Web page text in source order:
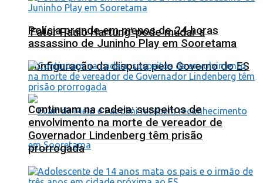
‘Fator Paulo Hartung’ pode mudar a
configuração da disputa pelo Governo do ES
Polícia prende em menos de 24 horas
assassino de Juninho Play em Sooretama
Continuam na cadeia: suspeitos de
envolvimento na morte de vereador de
Governador Lindenberg têm prisão
prorrogada